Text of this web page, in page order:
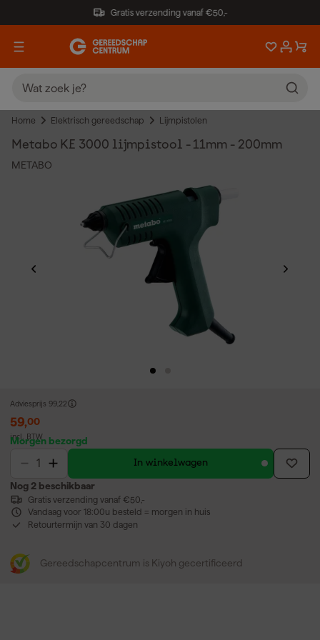
Gratis verzending vanaf €50,-
Home Elektrisch gereedschap Lijmpistolen
Metabo KE 3000 lijmpistool - 11mm - 200mm
METABO
Adviesprijs 99,22
59,00
incl. BTW
Morgen bezorgd
In winkelwagen
Nog 2 beschikbaar
Gratis verzending vanaf €50,-
Vandaag voor 18:00u besteld = morgen in huis
Retourtermijn van 30 dagen
Gereedschapcentrum is Kiyoh gecertificeerd